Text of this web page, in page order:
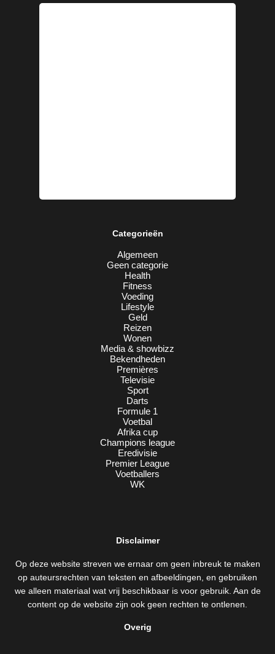
Categorieën
Algemeen
Geen categorie
Health
Fitness
Voeding
Lifestyle
Geld
Reizen
Wonen
Media & showbizz
Bekendheden
Premières
Televisie
Sport
Darts
Formule 1
Voetbal
Afrika cup
Champions league
Eredivisie
Premier League
Voetballers
WK
Disclaimer
Op deze website streven we ernaar om geen inbreuk te maken
op auteursrechten van teksten en afbeeldingen, en gebruiken
we alleen materiaal wat vrij beschikbaar is voor gebruik. Aan de
content op de website zijn ook geen rechten te ontlenen.
Overig